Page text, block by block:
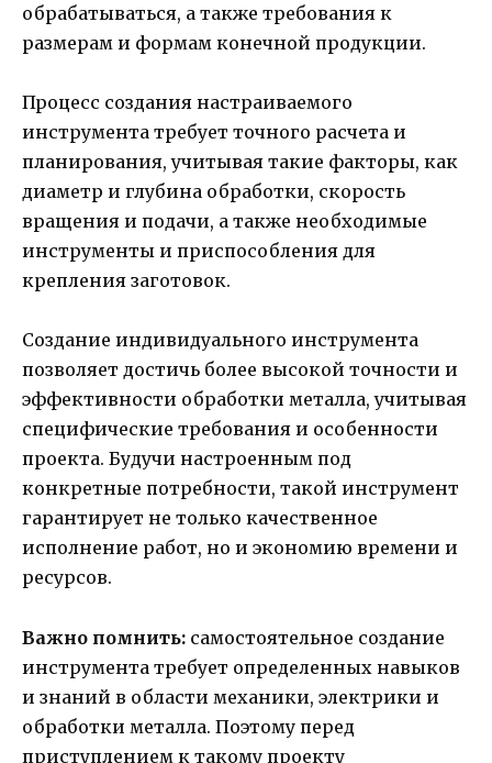
обрабатываться, а также требования к
размерам и формам конечной продукции.
Процесс создания настраиваемого
инструмента требует точного расчета и
планирования, учитывая такие факторы, как
диаметр и глубина обработки, скорость
вращения и подачи, а также необходимые
инструменты и приспособления для
крепления заготовок.
Создание индивидуального инструмента
позволяет достичь более высокой точности и
эффективности обработки металла, учитывая
специфические требования и особенности
проекта. Будучи настроенным под
конкретные потребности, такой инструмент
гарантирует не только качественное
исполнение работ, но и экономию времени и
ресурсов.
Важно помнить: самостоятельное создание
инструмента требует определенных навыков
и знаний в области механики, электрики и
обработки металла. Поэтому перед
приступлением к такому проекту